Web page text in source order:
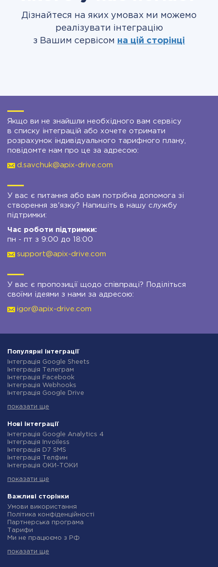
Дізнайтеся на яких умовах ми можемо
реалізувати інтеграцію
з Вашим сервісом на цій сторінці
Якщо ви не знайшли необхідного вам сервісу
в списку інтеграцій або хочете отримати
розрахунок індивідуального тарифного плану,
повідомте нам про це за адресою:
d.savchuk@apix-drive.com
У вас є питання або вам потрібна допомога зі
створення зв'язку? Напишіть в нашу службу
підтримки:
Час роботи підтримки:
пн - пт з 9:00 до 18:00
support@apix-drive.com
У вас є пропозиції щодо співпраці? Поділіться
своїми ідеями з нами за адресою:
igor@apix-drive.com
Популярні інтеграції
Інтеграція Google Sheets
Інтеграція Телеграм
Інтеграція Facebook
Інтеграція Webhooks
Інтеграція Google Drive
Інтеграція Gmail
Інтеграція Rozetka
Інтеграція OpenAI (ChatGPT)
Інтеграція Binotel
Інтеграція Prom
Інтеграція Приват24
Інтеграція OLX
Інтеграція SendPulse
Інтеграція Stream Telecom
Інтеграція Google Analytics
Інтеграція Creatio
Інтеграція Ringostat
Інтеграція Google Calendar
Інтеграція Airtable
показати ще
Нові інтеграції
Інтеграція Google Analytics 4
Інтеграція Invoiless
Інтеграція D7 SMS
Інтеграція Телфин
Інтеграція ОКИ-ТОКИ
Інтеграція Microsoft Dynamics 365
Інтеграція TxtSync
Інтеграція Wire2Air
Інтеграція Corezoid
Інтеграція Infobip
Інтеграція Instasent
Інтеграція AtomPark
Інтеграція Campaign Monitor
показати ще
Важливі сторінки
Умови використання
Політика конфіденційності
Партнерська програма
Тарифи
Ми не працюємо з РФ
Індивідуальна розробка
показати ще